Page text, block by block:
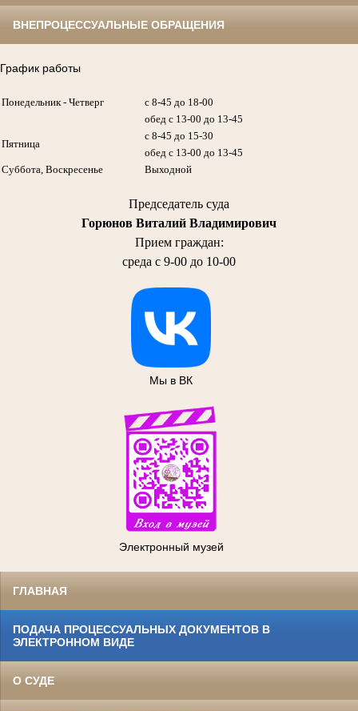
ВНЕПРОЦЕССУАЛЬНЫЕ ОБРАЩЕНИЯ
График работы
Понедельник - Четверг
с 8-45 до 18-00
обед с 13-00 до 13-45
Пятница
с 8-45 до 15-30
обед с 13-00 до 13-45
Суббота, Воскресенье
Выходной
Председатель суда
Горюнов Виталий Владимирович
Прием граждан:
среда с 9-00 до 10-00
Мы в ВК
Электронный музей
ГЛАВНАЯ
ПОДАЧА ПРОЦЕССУАЛЬНЫХ ДОКУМЕНТОВ В
ЭЛЕКТРОННОМ ВИДЕ
О СУДЕ